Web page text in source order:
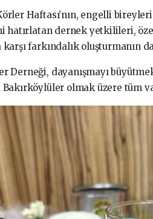
Haftası’nın, engelli
dernek yetkilileri,
farkındalık oluşturmanın
Derneği, dayanışmayı
Bakırköylüler olmak üzere tüm